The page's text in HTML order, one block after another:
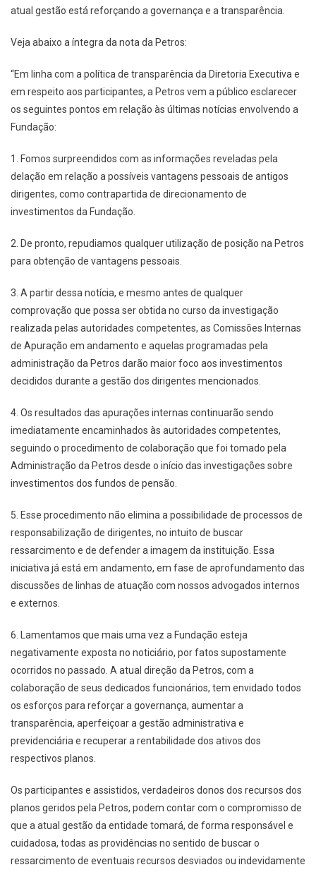
atual gestão está reforçando a governança e a transparência.
Veja abaixo a íntegra da nota da Petros:
“Em linha com a política de transparência da Diretoria Executiva e
em respeito aos participantes, a Petros vem a público esclarecer
os seguintes pontos em relação às últimas notícias envolvendo a
Fundação:
1. Fomos surpreendidos com as informações reveladas pela
delação em relação a possíveis vantagens pessoais de antigos
dirigentes, como contrapartida de direcionamento de
investimentos da Fundação.
2. De pronto, repudiamos qualquer utilização de posição na Petros
para obtenção de vantagens pessoais.
3. A partir dessa notícia, e mesmo antes de qualquer
comprovação que possa ser obtida no curso da investigação
realizada pelas autoridades competentes, as Comissões Internas
de Apuração em andamento e aquelas programadas pela
administração da Petros darão maior foco aos investimentos
decididos durante a gestão dos dirigentes mencionados.
4. Os resultados das apurações internas continuarão sendo
imediatamente encaminhados às autoridades competentes,
seguindo o procedimento de colaboração que foi tomado pela
Administração da Petros desde o início das investigações sobre
investimentos dos fundos de pensão.
5. Esse procedimento não elimina a possibilidade de processos de
responsabilização de dirigentes, no intuito de buscar
ressarcimento e de defender a imagem da instituição. Essa
iniciativa já está em andamento, em fase de aprofundamento das
discussões de linhas de atuação com nossos advogados internos
e externos.
6. Lamentamos que mais uma vez a Fundação esteja
negativamente exposta no noticiário, por fatos supostamente
ocorridos no passado. A atual direção da Petros, com a
colaboração de seus dedicados funcionários, tem envidado todos
os esforços para reforçar a governança, aumentar a
transparência, aperfeiçoar a gestão administrativa e
previdenciária e recuperar a rentabilidade dos ativos dos
respectivos planos.
Os participantes e assistidos, verdadeiros donos dos recursos dos
planos geridos pela Petros, podem contar com o compromisso de
que a atual gestão da entidade tomará, de forma responsável e
cuidadosa, todas as providências no sentido de buscar o
ressarcimento de eventuais recursos desviados ou indevidamente